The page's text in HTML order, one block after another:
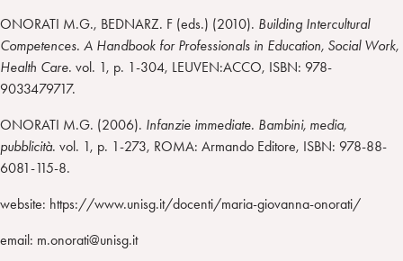
ONORATI M.G., BEDNARZ. F (eds.) (2010). Building Intercultural
Competences. A Handbook for Professionals in Education, Social Work,
Health Care. vol. 1, p. 1-304, LEUVEN:ACCO, ISBN: 978-
9033479717.
ONORATI M.G. (2006). Infanzie immediate. Bambini, media,
pubblicità. vol. 1, p. 1-273, ROMA: Armando Editore, ISBN: 978-88-
6081-115-8.
website: https://www.unisg.it/docenti/maria-giovanna-onorati/
email: m.onorati@unisg.it